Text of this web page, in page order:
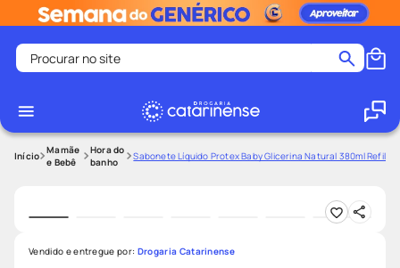
Procurar no site
1
2 º
medley
Mamãe
e Bebê
Hora do
banho
Sabonete Líquido Protex Baby Glicerina Natural 380ml Refil
Vendido e entregue por: Drogaria Catarinense